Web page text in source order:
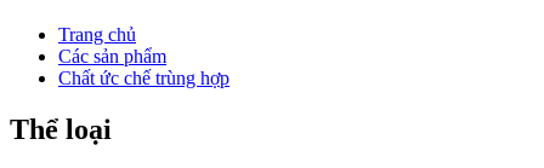
Trang chủ
Các sản phẩm
Chất ức chế trùng hợp
Thể loại